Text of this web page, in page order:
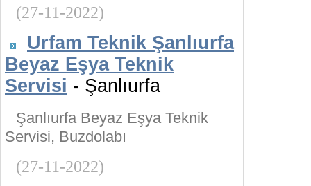
(27-11-2022)
Urfam Teknik Şanlıurfa
Beyaz Eşya Teknik
Servisi - Şanlıurfa
Şanlıurfa Beyaz Eşya Teknik
Servisi, Buzdolabı
(27-11-2022)